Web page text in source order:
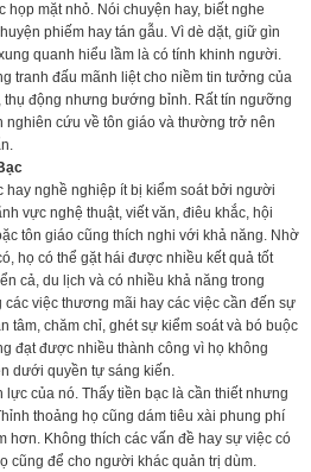
họp mặt nhỏ. Nói chuyện hay, biết nghe
phiếm hay tán gẫu. Vì dè dặt, giữ gìn
quanh hiểu lầm là có tính khinh người.
tranh đấu mãnh liệt cho niềm tin tưởng của
thụ động nhưng bướng bỉnh. Rất tín ngưỡng
nghiên cứu về tôn giáo và thường trở nên
hay nghề nghiệp ít bị kiểm soát bởi người
vực nghệ thuật, viết văn, điêu khắc, hội
tôn giáo cũng thích nghi với khả năng. Nhờ
họ có thể gặt hái được nhiều kết quả tốt
cả, du lịch và có nhiều khả năng trong
các việc thương mãi hay các việc cần đến sự
tâm, chăm chỉ, ghét sự kiểm soát và bó buộc
đạt được nhiều thành công vì họ không
dưới quyền tự sáng kiến.
lực của nó. Thấy tiền bạc là cần thiết nhưng
thoảng họ cũng dám tiêu xài phung phí
hơn. Không thích các vấn đề hay sự việc có
cũng để cho người khác quản trị dùm.